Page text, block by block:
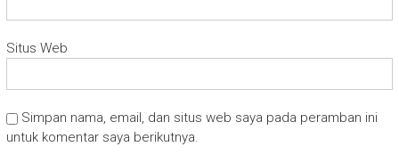
Situs Web
Simpan nama, email, dan situs web saya pada peramban ini
untuk komentar saya berikutnya.